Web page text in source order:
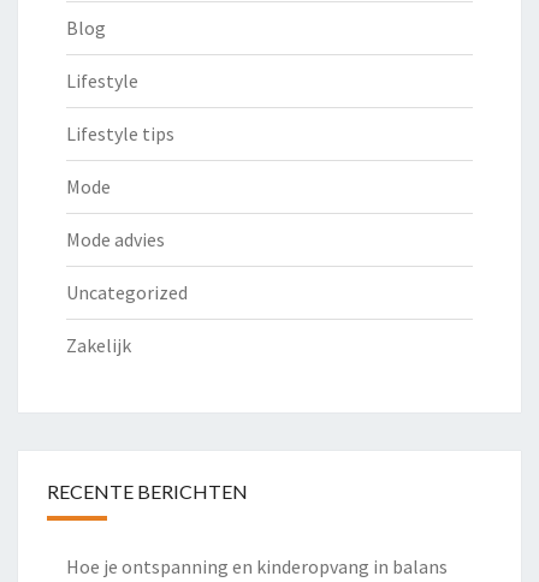
Blog
Lifestyle
Lifestyle tips
Mode
Mode advies
Uncategorized
Zakelijk
RECENTE BERICHTEN
Hoe je ontspanning en kinderopvang in balans